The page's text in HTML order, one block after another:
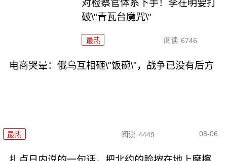
对检察官体系下手！李在明要打
破\"青瓦台魔咒\"
最热 阅读 6746
电商哭晕：俄乌互相砸\"饭碗\"，战争已没有后方
最热 阅读 4449 08-06